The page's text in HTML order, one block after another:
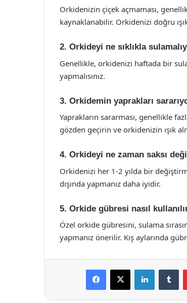
Orkidenizin çiçek açmaması,
kaynaklanabilir. Orkidenizi doğru
2. Orkideyi ne sıklıkla
Genellikle, orkidenizi haftada bir
yapmalısınız.
3. Orkidemin yaprakları
Yaprakların sararması, genellikle
gözden geçirin ve orkidenizin ışık
4. Orkideyi ne zaman saksı
Orkidenizi her 1-2 yılda bir
dışında yapmanız daha iyidir.
5. Orkide gübresi nasıl
Özel orkide gübresini, sulama
yapmanız önerilir. Kış aylarında
Facebook
X LinkedIn